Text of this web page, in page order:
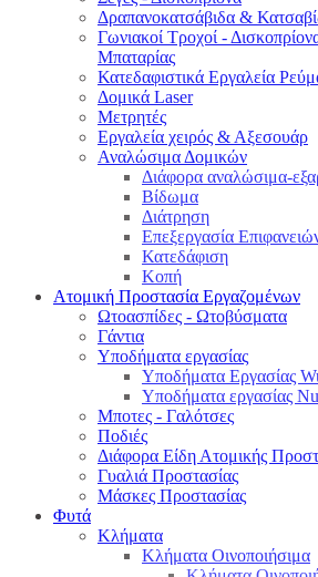
Δραπανοκατσάβιδα &
Γωνιακοί Τροχοί -
Μπαταρίας
Κατεδαφιστικά Εργαλεία
Δομικά Laser
Μετρητές
Εργαλεία χειρός & Αξεσουάρ
Αναλώσιμα Δομικών
Διάφορα αναλώσιμα-
Βίδωμα
Διάτρηση
Επεξεργασία
Κατεδάφιση
Κοπή
Ατομική Προστασία Εργαζομένων
Ωτοασπίδες - Ωτοβύσματα
Γάντια
Υποδήματα εργασίας
Υποδήματα Εργασίας
Υποδήματα εργασίας
Μποτες - Γαλότσες
Ποδιές
Διάφορα Είδη Ατομικής
Γυαλιά Προστασίας
Μάσκες Προστασίας
Φυτά
Κλήματα
Κλήματα Οινοποιήσιμα